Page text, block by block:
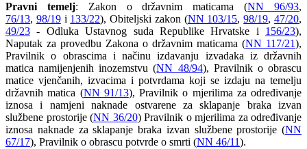
Pravni temelj: Zakon o državnim maticama (NN 96/93,
76/13, 98/19i 133/22), Obiteljski zakon (NN 103/15,98/19,47/20,
49/23 - Odluka Ustavnog suda Republike Hrvatske i 156/23),
Naputak za provedbu Zakona o državnim maticama (NN 117/21),
Pravilnik o obrascima i načinu izdavanju izvadaka iz državnih
matica namijenjenih inozemstvu (NN 48/94), Pravilnik o obrascu
matice vjenčanih, izvacima i potvrdama koji se izdaju na temelju
državnih matica (NN 91/13), Pravilnik o mjerilima za određivanje
iznosa i namjeni naknade ostvarene za sklapanje braka izvan
službene prostorije (NN 36/20) Pravilnik o mjerilima za određivanje
iznosa naknade za sklapanje braka izvan službene prostorije (NN
67/17), Pravilnik o obrascu potvrde o smrti (NN 46/11).